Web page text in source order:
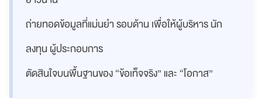
ถ่ายทอดข้อมูลที่แม่นยำ รอบด้าน เพื่อให้ผู้บริหาร นัก
ลงทุน ผู้ประกอบการ
ตัดสินใจบนพื้นฐานของ “ข้อเท็จจริง” และ “โอกาส”